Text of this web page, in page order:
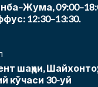
12:30–13:30.
шаҳри,
кўчаси 30-уй